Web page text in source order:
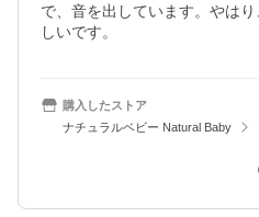
で、音を出しています。やは
しいです。
購入したストア
ナチュラルベビー Natural Baby